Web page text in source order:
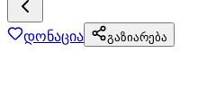
დონაცია გაზიარება